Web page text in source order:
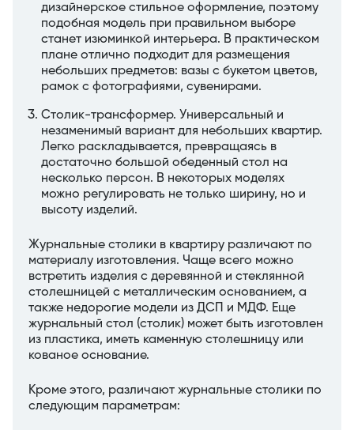
дизайнерское стильное оформление, поэтому
подобная модель при правильном выборе
станет изюминкой интерьера. В практическом
плане отлично подходит для размещения
небольших предметов: вазы с букетом цветов,
рамок с фотографиями, сувенирами.
Столик-трансформер. Универсальный и
незаменимый вариант для небольших квартир.
Легко раскладывается, превращаясь в
достаточно большой обеденный стол на
несколько персон. В некоторых моделях
можно регулировать не только ширину, но и
высоту изделий.
Журнальные столики в квартиру различают по
материалу изготовления. Чаще всего можно
встретить изделия с деревянной и стеклянной
столешницей с металлическим основанием, а
также недорогие модели из ДСП и МДФ. Еще
журнальный стол (столик) может быть изготовлен
из пластика, иметь каменную столешницу или
кованое основание.
Кроме этого, различают журнальные столики по
следующим параметрам: